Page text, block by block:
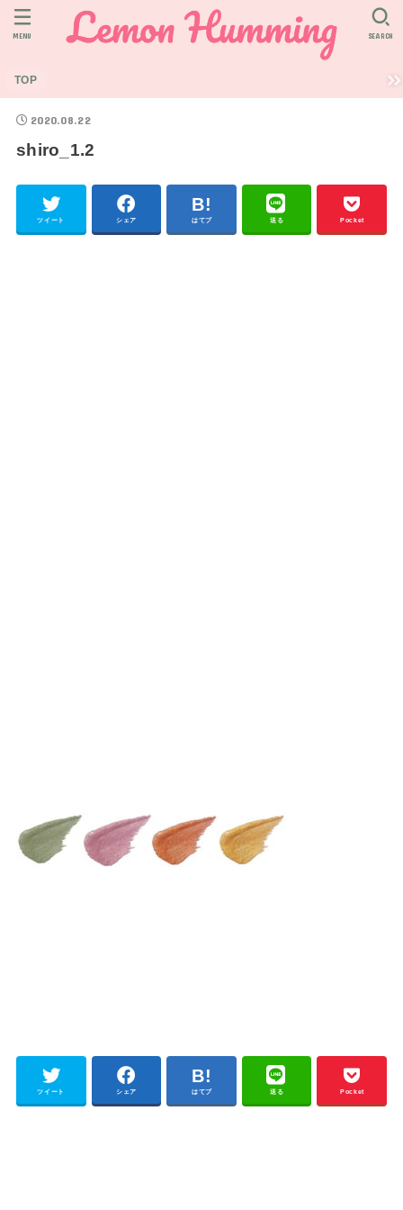
TOP
SEARCH
MENU
2020.08.22
shiro_1.2
ツイート シェア はてブ 送る Pocket
ツイート シェア はてブ 送る Pocket